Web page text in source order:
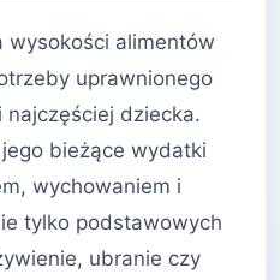
wysokości alimentów
uprawnionego
dziecka.
bieżące wydatki
wychowaniem i
tylko podstawowych
ubranie czy